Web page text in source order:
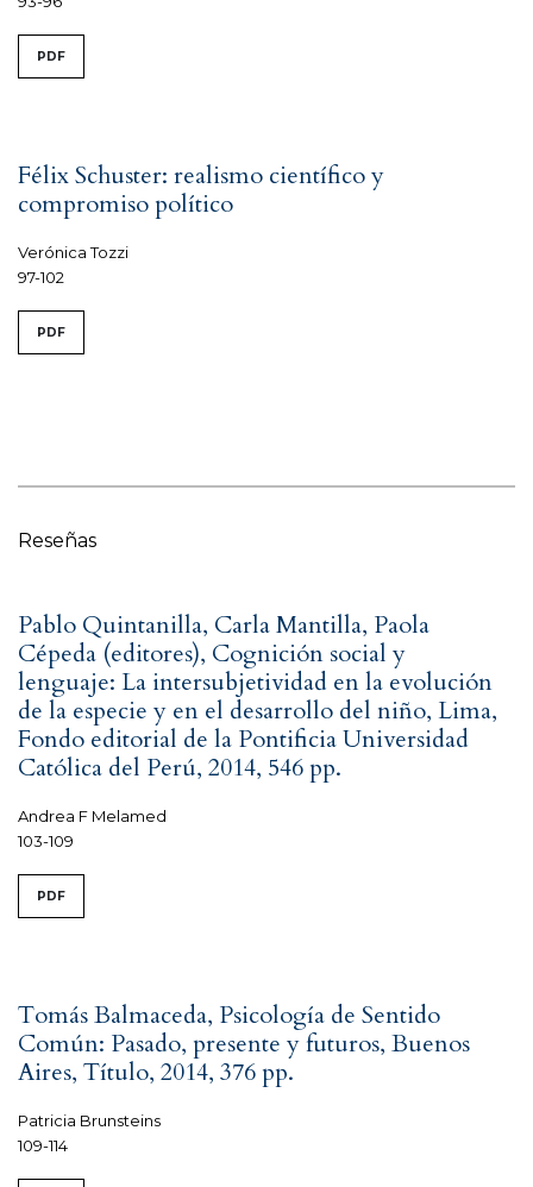
PDF
Félix Schuster: realismo científico y
compromiso político
Verónica Tozzi
97-102
PDF
Reseñas
Pablo Quintanilla, Carla Mantilla, Paola
Cépeda (editores), Cognición social y
lenguaje: La intersubjetividad en la evolución
de la especie y en el desarrollo del niño, Lima,
Fondo editorial de la Pontificia Universidad
Católica del Perú, 2014, 546 pp.
Andrea F Melamed
103-109
PDF
Tomás Balmaceda, Psicología de Sentido
Común: Pasado, presente y futuros, Buenos
Aires, Título, 2014, 376 pp.
Patricia Brunsteins
109-114